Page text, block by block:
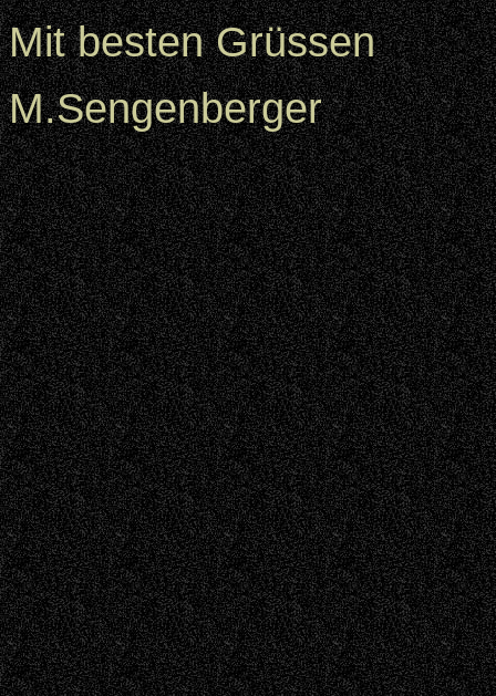
Mit besten Grüssen
M.Sengenberger